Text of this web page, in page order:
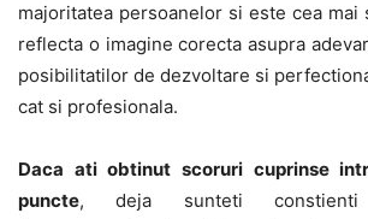
majoritatea persoanelor si este cea mai
reflecta o imagine corecta asupra
posibilitatilor de dezvoltare si
cat si profesionala.
Daca ati obtinut scoruri cuprinse
puncte, deja sunteti